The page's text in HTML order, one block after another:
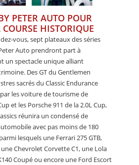
PETER AUTO POUR
COURSE HISTORIQUE
vous, sept plateaux des séries
Auto prendront part à
un spectacle unique alliant
Des GT du Gentlemen
sacrés du Classic Endurance
les voiture de tourisme de
et les Porsche 911 de la 2.0L Cup,
réunira un condensé de
avec pas moins de 180
lesquels une Ferrari 275 GTB,
Chevrolet Corvette C1, une Lola
Coupé ou encore une Ford Escort